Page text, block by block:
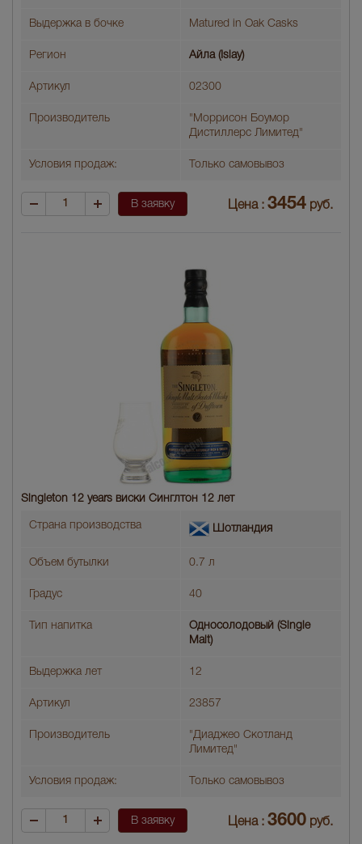
Выдержка в бочке Matured in Oak Casks
Регион Айла (Islay)
Артикул 02300
Производитель
"Моррисон Боумор
Дистиллерс Лимитед"
Условия продаж: Только самовывоз
В заявку Цена : 3454 руб.
Singleton 12 years виски Синглтон 12 лет
Страна производства Шотландия
Объем бутылки 0.7 л
Градус 40
Тип напитка
Односолодовый (Single
Malt)
Выдержка лет 12
Артикул 23857
Производитель
"Диаджео Скoтланд
Лимитед"
Условия продаж: Только самовывоз
В заявку Цена : 3600 руб.